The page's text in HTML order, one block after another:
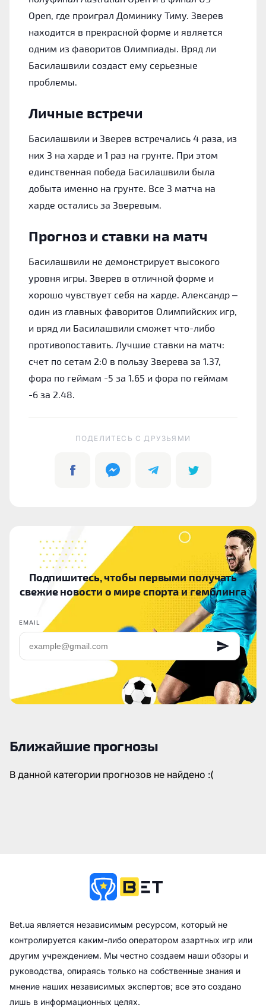
Open, где проиграл Доминику Тиму. Зверев
находится в прекрасной форме и является
одним из фаворитов Олимпиады. Вряд ли
Басилашвили создаст ему серьезные
проблемы.
Личные встречи
Басилашвили и Зверев встречались 4 раза, из
них 3 на харде и 1 раз на грунте. При этом
единственная победа Басилашвили была
добыта именно на грунте. Все 3 матча на
харде остались за Зверевым.
Прогноз и ставки на матч
Басилашвили не демонстрирует высокого
уровня игры. Зверев в отличной форме и
хорошо чувствует себя на харде. Александр –
один из главных фаворитов Олимпийских игр,
и вряд ли Басилашвили сможет что-либо
противопоставить. Лучшие ставки на матч:
cчет по сетам 2:0 в пользу Зверева за 1.37,
фора по геймам -5 за 1.65 и фора по геймам
-6 за 2.48.
ПОДЕЛИТЕСЬ C ДРУЗЬЯМИ
Подпишитесь, чтобы первыми получать
свежие новости о мире спорта и гемблинга
EMAIL
Ближайшие прогнозы
В данной категории прогнозов не найдено :(
Bet.ua является независимым ресурсом, который не
контролируется каким-либо оператором азартных игр или
другим учреждением. Мы честно создаем наши обзоры и
руководства, опираясь только на собственные знания и
мнение наших независимых экспертов; все это создано
лишь в информационных целях.